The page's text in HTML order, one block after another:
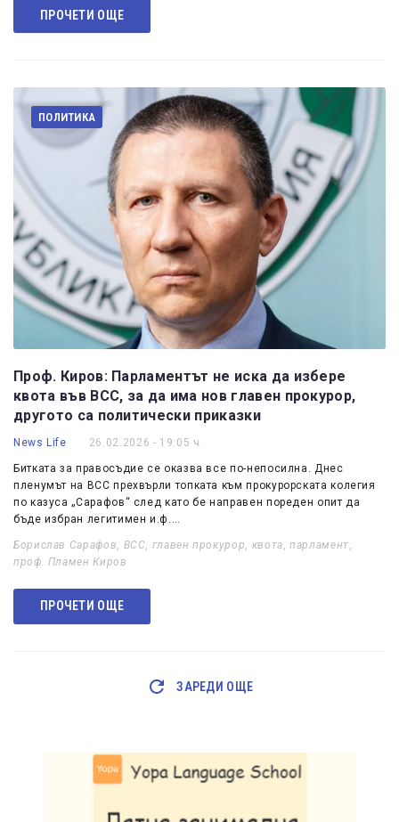
ПРОЧЕТИ ОЩЕ
ПОЛИТИКА
Проф. Киров: Парламентът не иска да избере
квота във ВСС, за да има нов главен прокурор,
другото са политически приказки
News Life 26.02.2026 - 19:05 ч.
Битката за правосъдие се оказва все по-непосилна. Днес
пленумът на ВСС прехвърли топката към прокурорската колегия
по казуса „Сарафов“ след като бе направен пореден опит да
бъде избран легитимен и.ф.…
Борислав Сарафов ВСС главен прокурор квота ,парламент
проф. Пламен Киров
ПРОЧЕТИ ОЩЕ
ЗАРЕДИ ОЩЕ